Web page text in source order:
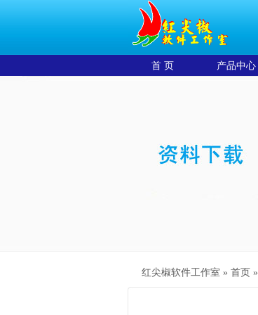
首 页 产品中心
红尖椒软件工作室 » 首页 »